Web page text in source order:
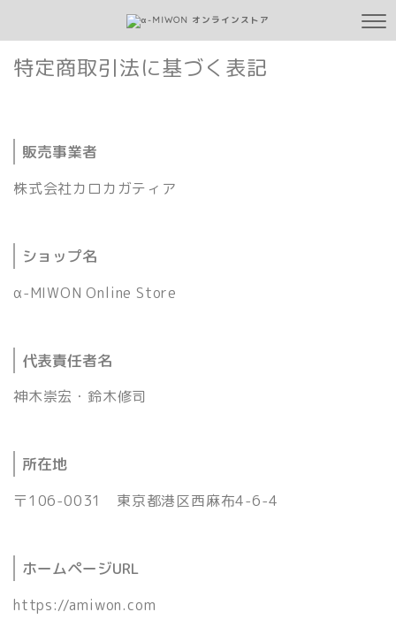
特定商取引法に基づく表記
販売事業者
株式会社カロカガティア
ショップ名
α-MIWON Online Store
代表責任者名
神木崇宏・鈴木修司
所在地
〒106-0031 東京都港区西麻布4-6-4
ホームページURL
https://amiwon.com